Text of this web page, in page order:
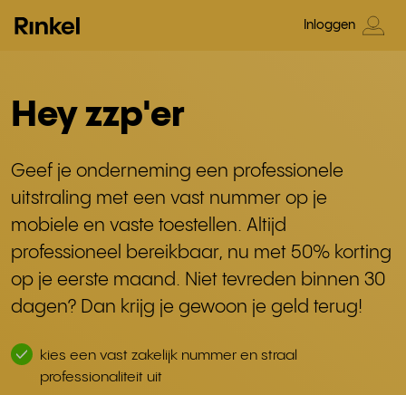
Inloggen
Hey zzp'er
Geef je onderneming een professionele
uitstraling met een vast nummer op je
mobiele en vaste toestellen. Altijd
professioneel bereikbaar, nu met 50% korting
op je eerste maand. Niet tevreden binnen 30
dagen? Dan krijg je gewoon je geld terug!
kies een vast zakelijk nummer en straal
professionaliteit uit